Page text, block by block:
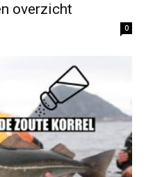
overzicht
0